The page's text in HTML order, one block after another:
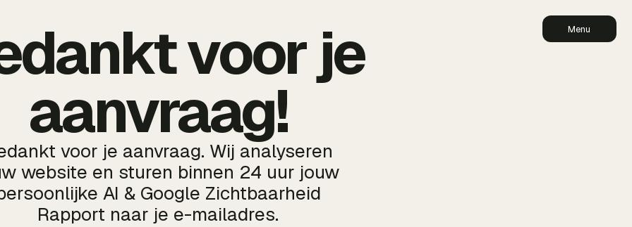
Menu
voor je
aanvraag!
voor je aanvraag. Wij analyseren
website en sturen binnen 24 uur jouw
AI & Google Zichtbaarheid
Rapport naar je e-mailadres.